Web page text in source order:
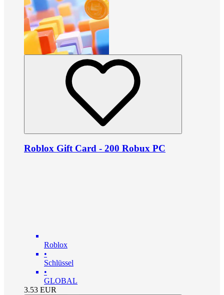
Roblox Gift Card - 200 Robux PC
Roblox
•
Schlüssel
•
GLOBAL
3.53 EUR